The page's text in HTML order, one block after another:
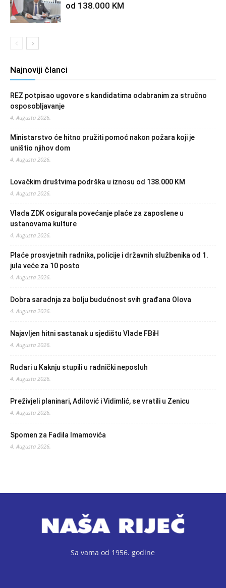
od 138.000 KM
Najnoviji članci
REZ potpisao ugovore s kandidatima odabranim za stručno
osposobljavanje
4. Augusta 2026.
Ministarstvo će hitno pružiti pomoć nakon požara koji je
uništio njihov dom
4. Augusta 2026.
Lovačkim društvima podrška u iznosu od 138.000 KM
4. Augusta 2026.
Vlada ZDK osigurala povećanje plaće za zaposlene u
ustanovama kulture
4. Augusta 2026.
Plaće prosvjetnih radnika, policije i državnih službenika od 1.
jula veće za 10 posto
4. Augusta 2026.
Dobra saradnja za bolju budućnost svih građana Olova
4. Augusta 2026.
Najavljen hitni sastanak u sjedištu Vlade FBiH
4. Augusta 2026.
Rudari u Kaknju stupili u radnički neposluh
4. Augusta 2026.
Preživjeli planinari, Adilović i Vidimlić, se vratili u Zenicu
4. Augusta 2026.
Spomen za Fadila Imamovića
4. Augusta 2026.
Sa vama od 1956. godine